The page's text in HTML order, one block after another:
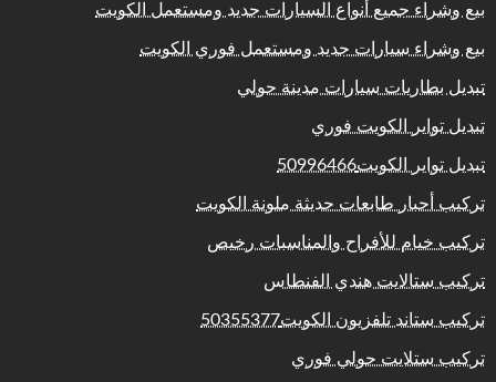
بيع وشراء جميع أنواع السيارات جديد ومستعمل الكويت
بيع وشراء سيارات جديد ومستعمل فوري الكويت
تبديل بطاريات سيارات مدينة حولي
تبديل تواير الكويت فوري
تبديل تواير الكويت50996466
تركيب أحبار طابعات حديثة ملونة الكويت
تركيب خيام للأفراح والمناسبات رخيص
تركيب ستالايت هندي الفنطاس
تركيب ستاند تلفزيون الكويت50355377
تركيب ستلايت حولي فوري